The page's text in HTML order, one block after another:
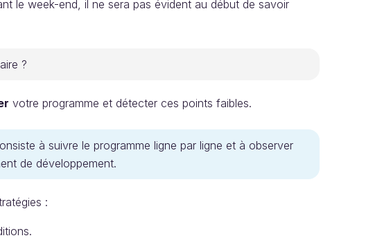
le week-end, il ne sera pas évident au début de savoir
?
votre programme et détecter ces points faibles.
à suivre le programme ligne par ligne et à observer
de développement.
: